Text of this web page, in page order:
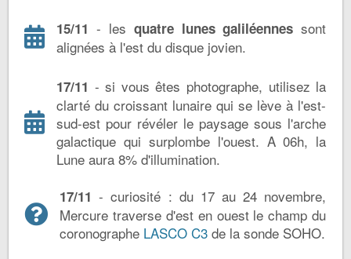
15/11 - les quatre lunes galiléennes sont
alignées à l'est du disque jovien.
17/11 - si vous êtes photographe, utilisez la
clarté du croissant lunaire qui se lève à l'est-
sud-est pour révéler le paysage sous l'arche
galactique qui surplombe l'ouest. A 06h, la
Lune aura 8% d'illumination.
17/11 - curiosité : du 17 au 24 novembre,
Mercure traverse d'est en ouest le champ du
coronographe LASCO C3 de la sonde SOHO.